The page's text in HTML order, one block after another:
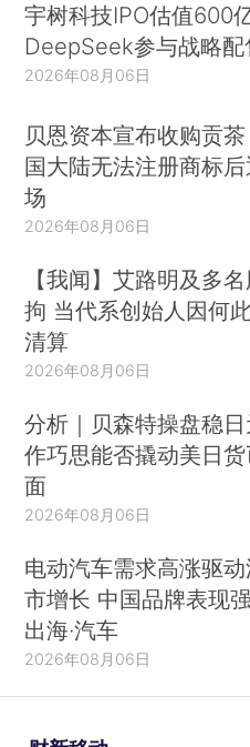
宇树科技IPO估值600
DeepSeek参与战略配
2026年08月06日
贝恩资本宣布收购贡
国大陆无法注册商标
场
2026年08月06日
【我闻】艾路明及多
拘 当代系创始人因何
清算
2026年08月06日
分析｜贝森特操盘稳
作巧思能否撬动美日
面
2026年08月06日
电动汽车需求高涨驱
市增长 中国品牌表现强
出海·汽车
2026年08月06日